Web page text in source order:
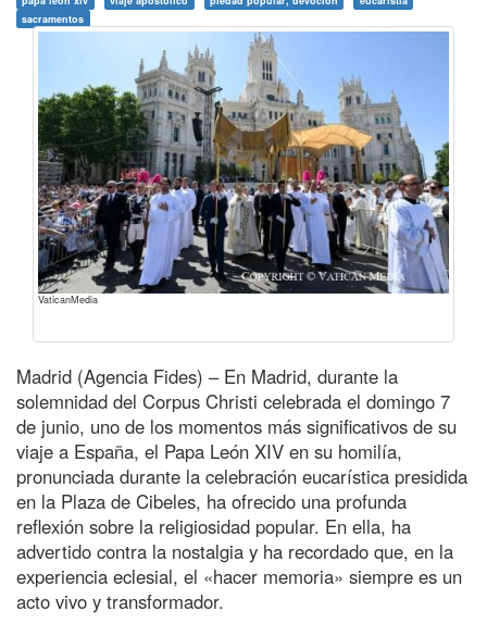
sacramentos
VaticanMedia
Madrid (Agencia Fides) – En Madrid, durante la
solemnidad del Corpus Christi celebrada el domingo 7
de junio, uno de los momentos más significativos de su
viaje a España, el Papa León XIV en su homilía,
pronunciada durante la celebración eucarística presidida
en la Plaza de Cibeles, ha ofrecido una profunda
reflexión sobre la religiosidad popular. En ella, ha
advertido contra la nostalgia y ha recordado que, en la
experiencia eclesial, el «hacer memoria» siempre es un
acto vivo y transformador.